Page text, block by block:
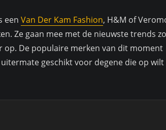
een Van Der Kam Fashion, H&M of
Ze gaan mee met de nieuwste trends
De populaire merken van dit moment
geschikt voor degene die op wilt